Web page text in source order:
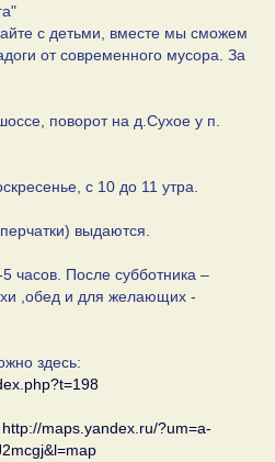
с детьми, вместе мы сможем
от современного мусора. За
поворот на д.Сухое у п.
с 10 до 11 утра.
выдаются.
часов. После субботника –
,обед и для желающих -
здесь:
http://maps.yandex.ru/?um=a-